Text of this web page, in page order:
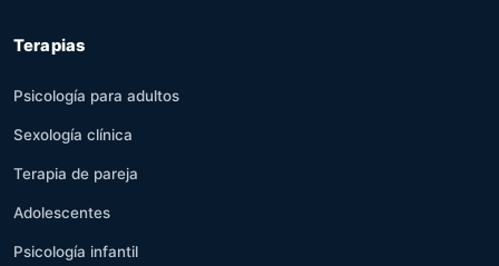
Terapias
Psicología para adultos
Sexología clínica
Terapia de pareja
Adolescentes
Psicología infantil